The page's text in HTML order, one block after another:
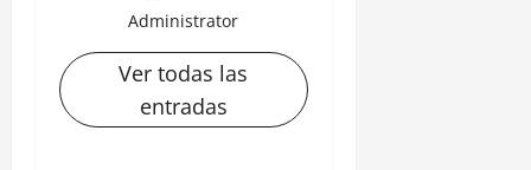
Administrator
Ver todas las
entradas